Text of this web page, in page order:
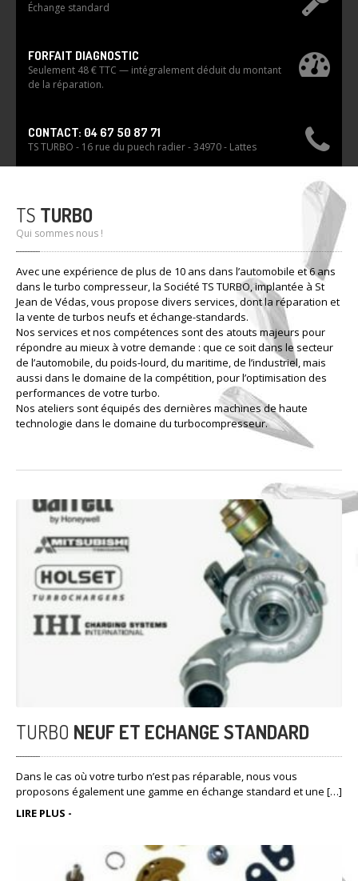
Échange standard
FORFAIT DIAGNOSTIC
Seulement 48 € TTC — intégralement déduit du montant
de la réparation.
CONTACT: 04 67 50 87 71
TS TURBO - 16 rue du puech radier - 34970 - Lattes
TS TURBO
Qui sommes nous !
Avec une expérience de plus de 10 ans dans l’automobile et 6 ans
dans le turbo compresseur, la Société TS TURBO, implantée à St
Jean de Védas, vous propose divers services, dont la réparation et
la vente de turbos neufs et échange-standards.
Nos services et nos compétences sont des atouts majeurs pour
répondre au mieux à votre demande : que ce soit dans le secteur
de l’automobile, du poids-lourd, du maritime, de l’industriel, mais
aussi dans le domaine de la compétition, pour l’optimisation des
performances de votre turbo.
Nos ateliers sont équipés des dernières machines de haute
technologie dans le domaine du turbocompresseur.
TURBO NEUF ET ECHANGE STANDARD
Dans le cas où votre turbo n’est pas réparable, nous vous
proposons également une gamme en échange standard et une […]
LIRE PLUS -